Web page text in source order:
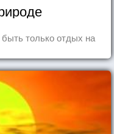
только отдых на